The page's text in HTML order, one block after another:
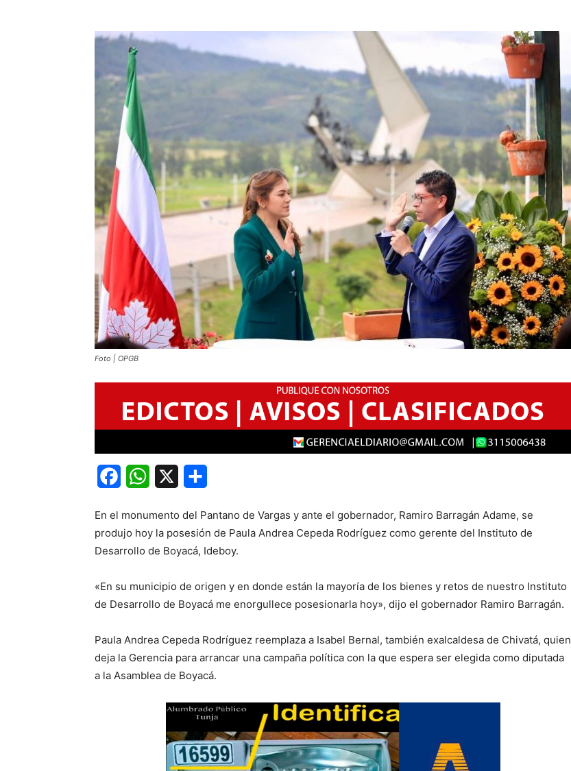
Foto | OPGB
FacebookWhatsApp
En el monumento del Pantano de Vargas y ante el gobernador, Ramiro Barragán Adame, se
produjo hoy la posesión de Paula Andrea Cepeda Rodríguez como gerente del Instituto de
Desarrollo de Boyacá, Ideboy.
«En su municipio de origen y en donde están la mayoría de los bienes y retos de nuestro Instituto
de Desarrollo de Boyacá me enorgullece posesionarla hoy», dijo el gobernador Ramiro Barragán.
Paula Andrea Cepeda Rodríguez reemplaza a Isabel Bernal, también exalcaldesa de Chivatá, quien
deja la Gerencia para arrancar una campaña política con la que espera ser elegida como diputada
a la Asamblea de Boyacá.